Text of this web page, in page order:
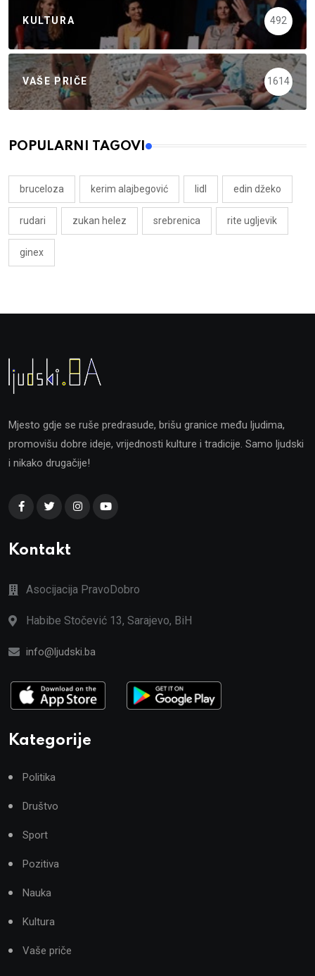
KULTURA 492
VAŠE PRIČE 1614
POPULARNI TAGOVI
bruceloza kerim alajbegović lidl edin džeko
rudari zukan helez srebrenica rite ugljevik
ginex
Mjesto gdje se ruše predrasude, brišu granice među ljudima,
promovišu dobre ideje, vrijednosti kulture i tradicije. Samo ljudski
i nikako drugačije!
Kontakt
Asocijacija PravoDobro
Habibe Stočević 13, Sarajevo, BiH
info@ljudski.ba
Kategorije
Politika
Društvo
Sport
Pozitiva
Nauka
Kultura
Vaše priče